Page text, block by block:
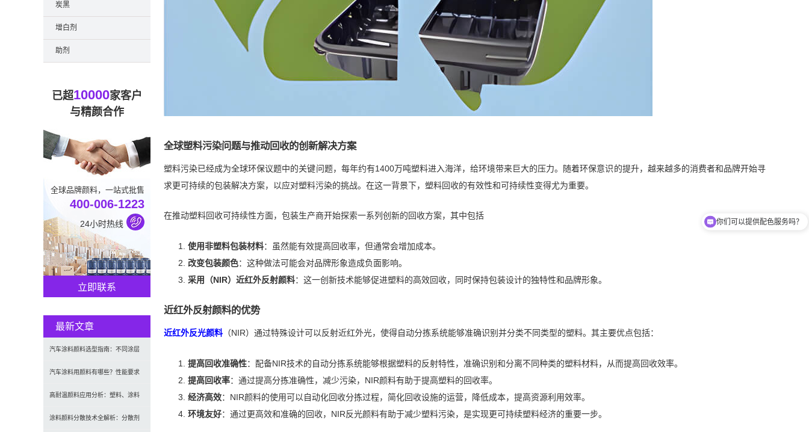
全球塑料污染问题与推动回收的创新解决方案
塑料污染已经成为全球环保议题中的关键问题，每年约有1400万吨塑料进入海洋，给环境带来巨大的压力。随着环保意识的提升，越来越多的消费者和品牌开始寻
求更可持续的包装解决方案，以应对塑料污染的挑战。在这一背景下，塑料回收的有效性和可持续性变得尤为重要。
在推动塑料回收可持续性方面，包装生产商开始探索一系列创新的回收方案，其中包括
使用非塑料包装材料：虽然能有效提高回收率，但通常会增加成本。
改变包装颜色：这种做法可能会对品牌形象造成负面影响。
采用
（NIR） 近红外反射颜料：这一创新技术能够促进塑料的高效回收，同时保持包装设计的独特性和品牌形象。
近红外反射颜料的优势
近红外反光颜料 （NIR）通过特殊设计可以反射近红外光，使得自动分拣系统能够准确识别并分类不同类型的塑料。其主要优点包括：
提高回收准确性：配备NIR技术的自动分拣系统能够根据塑料的反射特性，准确识别和分离不同种类的塑料材料，从而提高回收效率。
提高回收率：通过提高分拣准确性，减少污染，NIR颜料有助于提高塑料的回收率。
经济高效：NIR颜料的使用可以自动化回收分拣过程，简化回收设施的运营，降低成本，提高资源利用效率。
环境友好：通过更高效和准确的回收，NIR反光颜料有助于减少塑料污染，是实现更可持续塑料经济的重要一步。
炭黑
增白剂
助剂
已超10000家客户
与精颜合作
全球品牌颜料，一站式批售
400-006-1223
24小时热线
立即联系
最新文章
汽车涂料颜料选型指南：不同涂层
应用要求、OEM与修补漆用颜料区
别及常见问题
汽车涂料用颜料有哪些？性能要求
及常用颜料类型介绍
高耐温颜料应用分析：塑料、涂料
及工程材料的选型原则与行业实践
涂料颜料分散技术全解析：分散剂
你们招代理商吗？